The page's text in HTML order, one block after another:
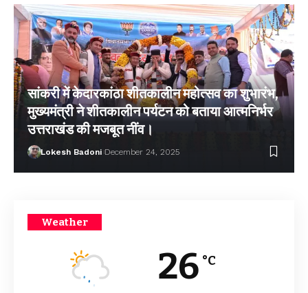
सांकरी में केदारकांठा शीतकालीन महोत्सव का शुभारंभ,
मुख्यमंत्री ने शीतकालीन पर्यटन को बताया आत्मनिर्भर
उत्तराखंड की मजबूत नींव।
Lokesh Badoni December 24, 2025
Weather
26 °C